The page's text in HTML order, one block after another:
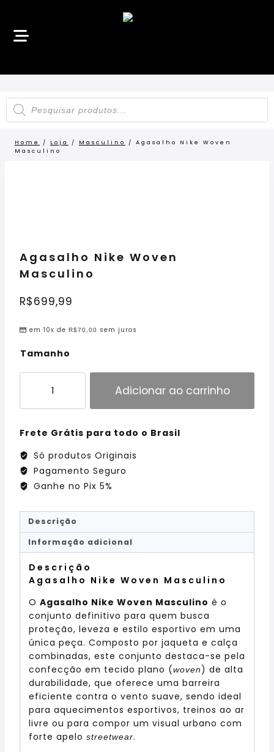
Home / Loja / Masculino /
Agasalho Nike Woven
Masculino
Agasalho Nike Woven
Masculino
R$699,99
em 10x de R$70,00 sem juros
Tamanho
Adicionar ao carrinho
Frete Grátis para todo o Brasil
Só produtos Originais
Pagamento Seguro
Ganhe no Pix 5%
Descrição
Informação adicional
Descrição
Agasalho Nike Woven Masculino
O Agasalho Nike Woven Masculino é o
conjunto definitivo para quem busca
proteção, leveza e estilo esportivo em uma
única peça. Composto por jaqueta e calça
combinadas, este conjunto destaca-se pela
confecção em tecido plano (woven) de alta
durabilidade, que oferece uma barreira
eficiente contra o vento suave, sendo ideal
para aquecimentos esportivos, treinos ao ar
livre ou para compor um visual urbano com
forte apelo streetwear.